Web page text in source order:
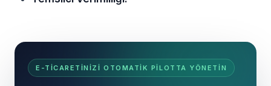
E-TICARETINIZI OTOMATIK PILOTTA YÖNETIN